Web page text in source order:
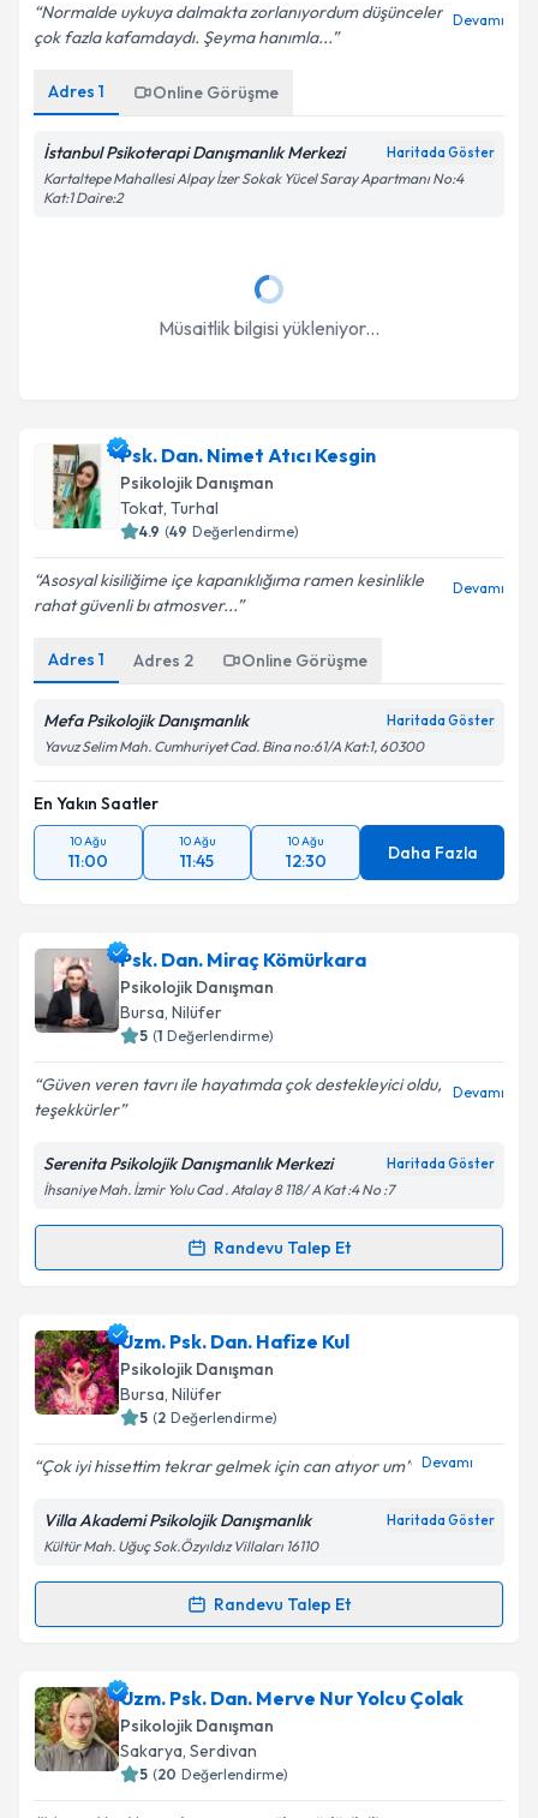
Kişisel verilerimin işlenmesine ilişkinAydınlatma
Metni'ni okudum ve kişisel verilerimin belirtilen
Takvim Talebini Gönder
Normalde uykuya dalmakta zorlanıyordum düşünceler
çok fazla kafamdaydı. Şeyma hanımla...
Devamı
Adres 1 Online Görüşme
İstanbul Psikoterapi Danışmanlık Merkezi Haritada Göster
Kartaltepe Mahallesi Alpay İzer Sokak Yücel Saray Apartmanı No:4
Kat:1 Daire:2
Müsaitlik bilgisi yükleniyor...
Psk. Dan. Nimet Atıcı Kesgin
Psikolojik Danışman
Tokat, Turhal
4.9 (49 Değerlendirme)
Asosyal kisiliğime içe kapanıklığıma ramen kesinlikle
rahat güvenli bı atmosver...
Devamı
Adres 1 Adres 2 Online Görüşme
Mefa Psikolojik Danışmanlık Haritada Göster
Yavuz Selim Mah. Cumhuriyet Cad. Bina no:61/A Kat:1, 60300
En Yakın Saatler
10 Ağu
11:00
10 Ağu
11:45
10 Ağu
12:30 Daha Fazla
Psk. Dan. Miraç Kömürkara
Psikolojik Danışman
Bursa, Nilüfer
5 (1 Değerlendirme)
Güven veren tavrı ile hayatımda çok destekleyici oldu,
teşekkürler
Devamı
Serenita Psikolojik Danışmanlık Merkezi Haritada Göster
İhsaniye Mah. İzmir Yolu Cad . Atalay 8 118/ A Kat :4 No :7
Randevu Talep Et
Randevu Takvimi Talebi
Psk. Dan. Miraç Kömürkaraiçin randevu takvimi
talebi oluşturun. Size bu uzmandan randevu almanız
için bir takvim hazırlandığında e-posta ile
bilgilendireceğiz.
E-posta Adresiniz
Kişisel verilerimin işlenmesine ilişkinAydınlatma
'ni okudum ve kişisel verilerimin belirtilen
kapsamda işlenmesini kabul ediyorum.
Takvim Talebini Gönder
Uzm. Psk. Dan. Hafize Kul
Psikolojik Danışman
Bursa, Nilüfer
5 (2 Değerlendirme)
Çok iyi hissettim tekrar gelmek için can atıyor um Devamı
Villa Akademi Psikolojik Danışmanlık Haritada Göster
Kültür Mah. Uğuç Sok.Özyıldız Villaları 16110
Randevu Talep Et
Randevu Takvimi Talebi
Uzm. Psk. Dan. Hafize Kuliçin randevu takvimi talebi
oluşturun. Size bu uzmandan randevu almanız için bir
takvim hazırlandığında e-posta ile bilgilendireceğiz.
Uzm. Psk. Dan. Merve Nur Yolcu Çolak
Psikolojik Danışman
Sakarya, Serdivan
5 (20 Değerlendirme)